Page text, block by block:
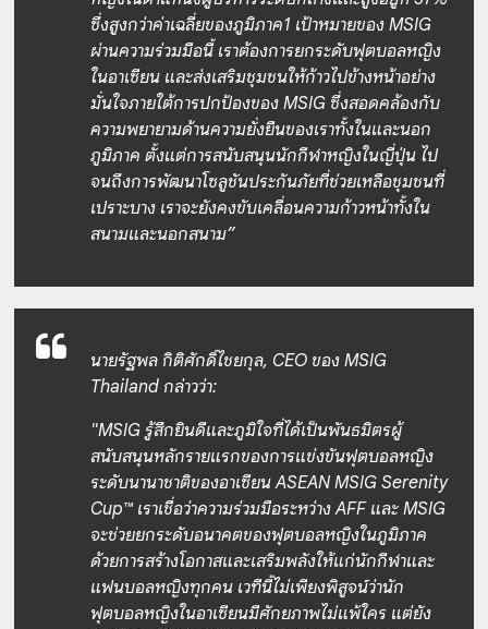
ซึ่งสูงกว่าค่าเฉลี่ยของภูมิภาค1 เป้าหมายของ MSIG
ผ่านความร่วมมือนี้ เราต้องการยกระดับฟุตบอลหญิง
ในอาเซียน และส่งเสริมชุมชนให้ก้าวไปข้างหน้าอย่าง
มั่นใจภายใต้การปกป้องของ MSIG ซึ่งสอดคล้องกับ
ความพยายามด้านความยั่งยืนของเราทั้งในและนอก
ภูมิภาค ตั้งแต่การสนับสนุนนักกีฬาหญิงในญี่ปุ่น ไป
จนถึงการพัฒนาโซลูชันประกันภัยที่ช่วยเหลือชุมชนที่
เปราะบาง เราจะยังคงขับเคลื่อนความก้าวหน้าทั้งใน
สนามและนอกสนาม”
นายรัฐพล กิติศักดิ์ไชยกุล, CEO ของ MSIG
Thailand กล่าวว่า:
"MSIG รู้สึกยินดีและภูมิใจที่ได้เป็นพันธมิตรผู้
สนับสนุนหลักรายแรกของการแข่งขันฟุตบอลหญิง
ระดับนานาชาติของอาเซียน ASEAN MSIG Serenity
Cup™ เราเชื่อว่าความร่วมมือระหว่าง AFF และ MSIG
จะช่วยยกระดับอนาคตของฟุตบอลหญิงในภูมิภาค
ด้วยการสร้างโอกาสและเสริมพลังให้แก่นักกีฬาและ
แฟนบอลหญิงทุกคน เวทีนี้ไม่เพียงพิสูจน์ว่านัก
ฟุตบอลหญิงในอาเซียนมีศักยภาพไม่แพ้ใคร แต่ยัง